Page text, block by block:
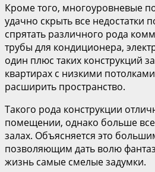
Кроме того, многоуровневые
удачно скрыть все недостатки
спрятать различного рода
трубы для кондиционера,
один плюс таких конструкций
квартирах с низкими
расширить пространство.
Такого рода конструкции
помещении, однако больше
залах. Объясняется это
позволяющим дать волю
жизнь самые смелые задумки.